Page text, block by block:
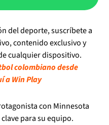
del deporte, suscríbete a
contenido exclusivo y
cualquier dispositivo.
colombiano desde
a Win Play
con Minnesota
para su equipo.